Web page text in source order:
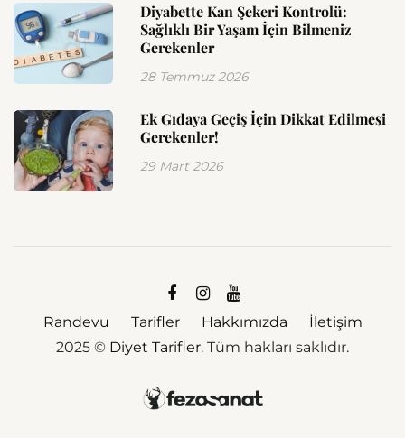
Diyabette Kan Şekeri Kontrolü:
Sağlıklı Bir Yaşam İçin Bilmeniz
Gerekenler
28 Temmuz 2026
Ek Gıdaya Geçiş İçin Dikkat Edilmesi
Gerekenler!
29 Mart 2026
Randevu Tarifler Hakkımızda
İletişim
2025 © Diyet Tarifler. Tüm hakları saklıdır.